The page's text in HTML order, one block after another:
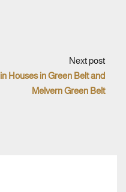
Next post
Houses in Green Belt and
Melvern Green Belt